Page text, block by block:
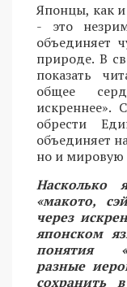
Японцы, как
- это
объединяет
природе. В
показать
общее
искреннее».
обрести
объединяет
но и мировую
«макото,
через
японском
понятия
разные
сохранить